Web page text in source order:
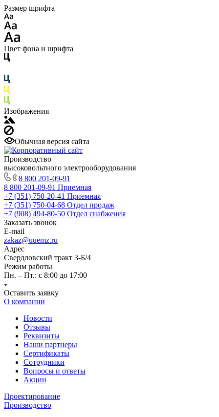
Размер шрифта
Цвет фона и шрифта
Изображения
Обычная версия сайта
Производство
высоковольтного электрооборудования
8 800 201-09-91
8 800 201-09-91 Приемная
+7 (351) 750-20-41 Приемная
+7 (351) 750-04-68 Отдел продаж
+7 (908) 494-80-50 Отдел снабжения
Заказать звонок
E-mail
zakaz@uuemz.ru
Адрес
Свердловский тракт 3-Б/4
Режим работы
Пн. – Пт.: с 8:00 до 17:00
Оставить заявку
О компании
Новости
Отзывы
Реквизиты
Наши партнеры
Сертификаты
Сотрудники
Вопросы и ответы
Акции
Проектирование
Производство